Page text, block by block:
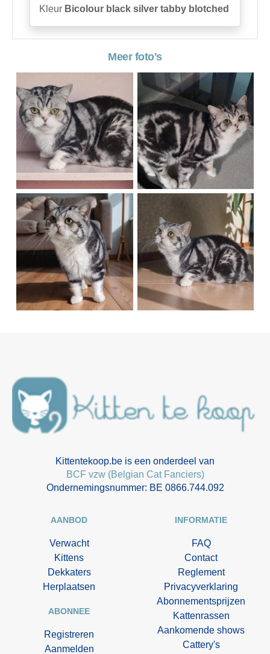
Kleur Bicolour black silver tabby blotched
Meer foto's
Kittentekoop.be is een onderdeel van
BCF vzw (Belgian Cat Fanciers)
Ondernemingsnummer: BE 0866.744.092
AANBOD
Verwacht
Kittens
Dekkaters
Herplaatsen
ABONNEE
Registreren
Aanmelden
INFORMATIE
FAQ
Contact
Reglement
Privacyverklaring
Abonnementsprijzen
Kattenrassen
Aankomende shows
Cattery's